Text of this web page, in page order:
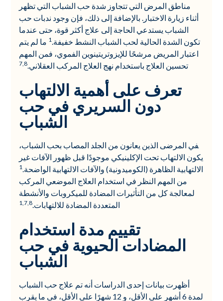
مناطق المرض التي تتجاوز شدة حب الشباب التي تظهر
أثناء زيارة الاختبار. بالإضافة إلى ذلك، فإن وجود ندبات حب
الشباب يستدعي الحاجة إلى علاج أكثر قوة، حتى عندما
تكون الشدة الحالية لحب الشباب النشط خفيفة.1 ما لم يتم
اعتبار المريض مرشحًا للإيزوتريتينوين الفموي، فمن المهم
تحسين العلاج باستخدام نهج العلاج المركب العقلاني.7,8
تعرف على أهمية الالتهاب
دون السريري في حب
الشباب
في المرضى الذين يعانون من الجلد المصاب بحب الشباب،
يكون الالتهاب تحت الإكلينيكي موجودًا قبل ظهور الآفات غير
الالتهابية الظاهرة (الكوميدونية) والآفات الالتهابية الواضحة.1
من المهم النظر في استخدام العلاج الموضعي المركب
لمعالجة كل من التأثيرات المضادة للميكروبات والأنشطة
المتعددة المضادة للالتهابات.1,7,8
تقييم مدة استخدام
المضادات الحيوية في حب
الشباب
أظهرت بيانات إحدى الدراسات أنه تم علاج حب الشباب
لمدة 6 أشهر على الأقل، و 12 شهرًا على الأقل، في ما يقرب